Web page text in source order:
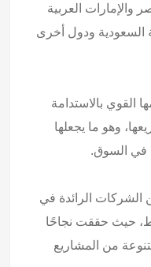
العربية
السعودية ودول أخرى
القوي بالاستدامة
وهو ما يجعلها
في السوق.
الشركات الرائدة في
حيث حققت نجاحًا
من المشاريع